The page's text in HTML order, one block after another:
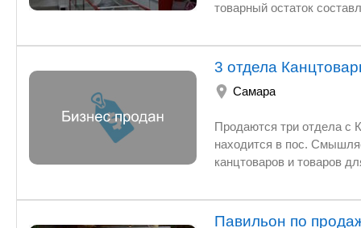
товарный остаток составляет 5 миллионов обеспечивая ассортимент на будущий
стабильный и хороший доход,есть своя клиентская и постоянная база.Договор аренды на 11
3 отдела
Самара
Продаются три отдела с Канцтоварами , товары для
находится в пос. Смышляевка на территории Магнита с большой
канцтоваров и товаров для творчества в отделе хозтовары, пользуются большим спросом,
роллставни, конкуренции нет, отдел
единственный, отделу больше года, хорошие
Павильон по